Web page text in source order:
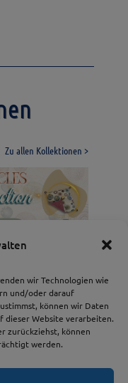
wir Technologien wie
und/oder darauf
können wir Daten
dieser Website verarbeiten.
zurückziehst, können
werden.
Zu allen Kollektionen >